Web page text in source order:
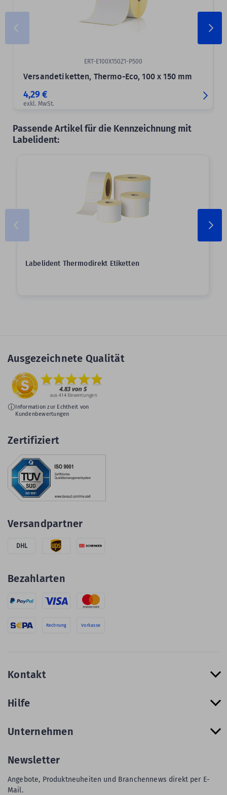
Versandetiketten, Thermo-Eco, 100 x 150 mm
ERT-E100X150Z1-P500
4,29 €
exkl. MwSt.
Passende Artikel für die Kennzeichnung mit
Labelident:
Labelident Thermodirekt Etiketten
Ausgezeichnete Qualität
Information zur Echtheit von
Kundenbewertungen
Zertifiziert
Versandpartner
DHL
Bezahlarten
Rechnung Vorkasse
Kontakt
Hilfe
Unternehmen
Newsletter
Angebote, Produktneuheiten und Branchennews direkt per E-
Mail.